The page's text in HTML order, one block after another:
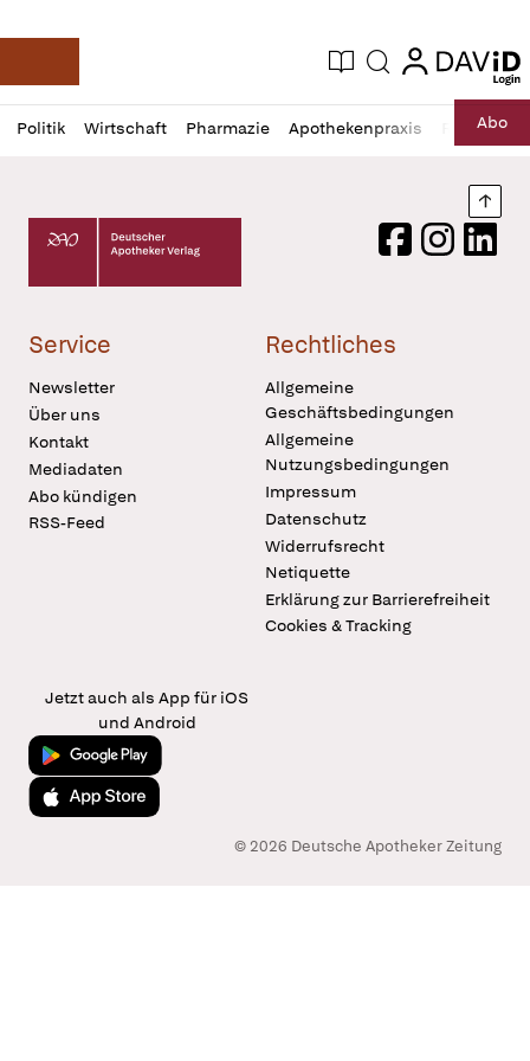
Deutsche Apotheker Zeitung
Aktuelle Ausgabe
Suche login
login
Politik Wirtschaft Pharmazie Apothekenpraxis RechtAbo
Profil
öffnen
Daz
Pur
Deutscher Apotheker Verlag Logo
FacebookInstagram
Service
Newsletter
Über uns
Kontakt
Mediadaten
Abo kündigen
RSS-Feed
Rechtliches
Allgemeine
Geschäftsbedingungen
Allgemeine
Nutzungsbedingungen
Impressum
Datenschutz
Widerrufsrecht
Netiquette
Erklärung zur Barrierefreiheit
Cookies & Tracking
Jetzt auch als App für iOS
und Android
Jetzt bei Google Play
Laden im App Store
© 2026 Deutsche Apotheker Zeitung